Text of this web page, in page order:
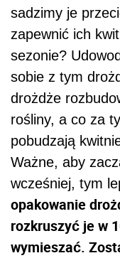
sadzimy je
zapewnić ich
sezonie?
sobie z tym
drożdże
rośliny, a co za
pobudzają
Ważne, aby
wcześniej, tym
opakowanie
rozkruszyć je w
wymieszać.